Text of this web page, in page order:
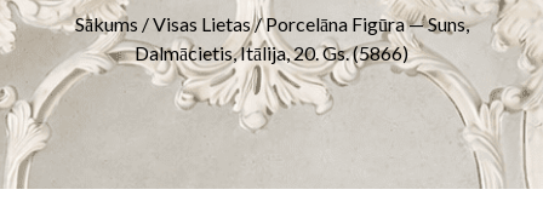
Sākums /Visas Lietas/ Porcelāna Figūra — Suns,
Dalmācietis, Itālija, 20. Gs. (5866)